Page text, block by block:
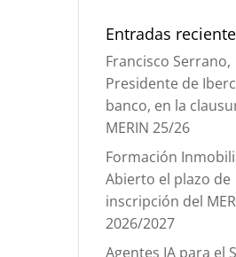
Entradas
Francisco Serrano,
Presidente de
banco, en la
MERIN 25/26
Formación
Abierto el plazo de
inscripción del
2026/2027
Agentes IA para el